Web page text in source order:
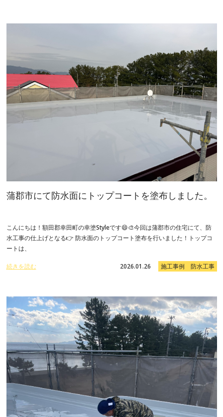
蒲郡市にて防水面にトップコートを塗布しました。
こんにちは！額田郡幸田町の幸塗Styleです😄🎨今回は蒲郡市の住宅にて、防
水工事の仕上げとなる👉 防水面のトップコート塗布を行いました！トップコ
ートは、
続きを読む 2026.01.26 施工事例 防水工事